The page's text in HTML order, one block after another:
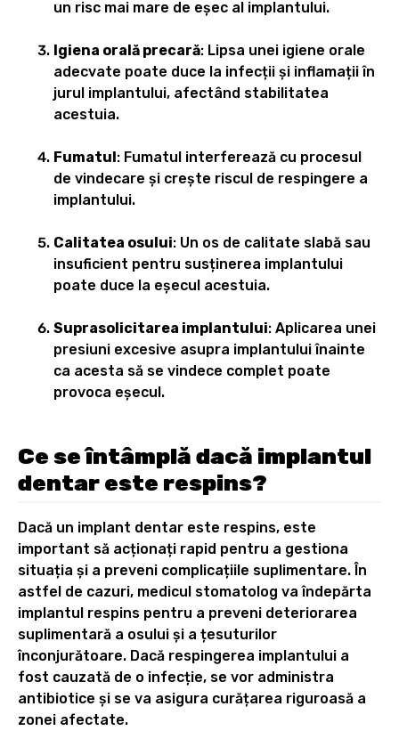
un risc mai mare de eșec al implantului.
Igiena orală precară: Lipsa unei igiene orale
adecvate poate duce la infecții și inflamații în
jurul implantului, afectând stabilitatea
acestuia.
Fumatul: Fumatul interferează cu procesul
de vindecare și crește riscul de respingere a
implantului.
Calitatea osului: Un os de calitate slabă sau
insuficient pentru susținerea implantului
poate duce la eșecul acestuia.
Suprasolicitarea implantului: Aplicarea unei
presiuni excesive asupra implantului înainte
ca acesta să se vindece complet poate
provoca eșecul.
Ce se întâmplă dacă implantul
dentar este respins?
Dacă un implant dentar este respins, este
important să acționați rapid pentru a gestiona
situația și a preveni complicațiile suplimentare. În
astfel de cazuri, medicul stomatolog va îndepărta
implantul respins pentru a preveni deteriorarea
suplimentară a osului și a țesuturilor
înconjurătoare. Dacă respingerea implantului a
fost cauzată de o infecție, se vor administra
antibiotice și se va asigura curățarea riguroasă a
zonei afectate.